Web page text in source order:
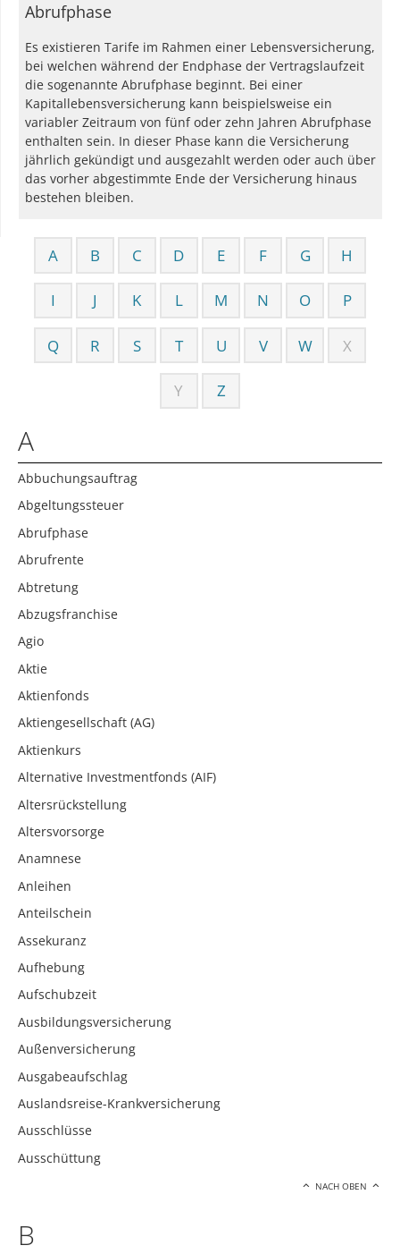
A B C D E F G H
I J K L M N O P
Q R S T U V W X
Y Z
A
Abbuchungsauftrag
Abgeltungssteuer
Abrufphase
Abrufrente
Abtretung
Abzugsfranchise
Agio
Aktie
Aktienfonds
Aktiengesellschaft (AG)
Aktienkurs
Alternative Investmentfonds (AIF)
Altersrückstellung
Altersvorsorge
Anamnese
Anleihen
Anteilschein
Assekuranz
Aufhebung
Aufschubzeit
Ausbildungsversicherung
Außenversicherung
Ausgabeaufschlag
Auslandsreise-Krankversicherung
Ausschlüsse
Ausschüttung
NACH OBEN
B
Abrufphase
Es existieren Tarife im Rahmen einer Lebensversicherung,
bei welchen während der Endphase der Vertragslaufzeit
die sogenannte Abrufphase beginnt. Bei einer
Kapitallebensversicherung kann beispielsweise ein
variabler Zeitraum von fünf oder zehn Jahren Abrufphase
enthalten sein. In dieser Phase kann die Versicherung
jährlich gekündigt und ausgezahlt werden oder auch über
das vorher abgestimmte Ende der Versicherung hinaus
bestehen bleiben.